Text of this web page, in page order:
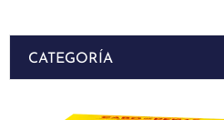
CATEGORÍA